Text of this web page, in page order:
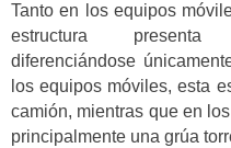
Tanto en los equipos
estructura presenta
diferenciándose
los equipos móviles, esta
camión, mientras que en
principalmente una grúa